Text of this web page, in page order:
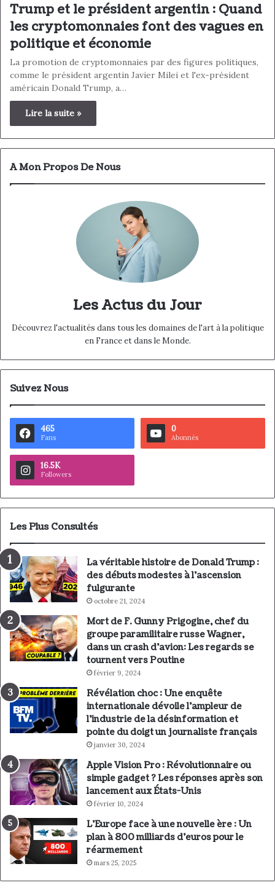
Trump et le président argentin : Quand
les cryptomonnaies font des vagues en
politique et économie
La promotion de cryptomonnaies par des figures politiques,
comme le président argentin Javier Milei et l'ex-président
américain Donald Trump, a…
Lire la suite »
A Mon Propos De Nous
Les Actus du Jour
Découvrez l'actualités dans tous les domaines de l'art à la politique
en France et dans le Monde.
Suivez Nous
465
Fans
0
Abonnés
16.5K
Followers
Les Plus Consultés
La véritable histoire de Donald Trump :
des débuts modestes à l’ascension
fulgurante
octobre 21, 2024
Mort de F. Gunny Prigogine, chef du
groupe paramilitaire russe Wagner,
dans un crash d’avion: Les regards se
tournent vers Poutine
février 9, 2024
Révélation choc : Une enquête
internationale dévoile l’ampleur de
l’industrie de la désinformation et
pointe du doigt un journaliste français
janvier 30, 2024
Apple Vision Pro : Révolutionnaire ou
simple gadget ? Les réponses après son
lancement aux États-Unis
février 10, 2024
L’Europe face à une nouvelle ère : Un
plan à 800 milliards d’euros pour le
réarmement
mars 25, 2025